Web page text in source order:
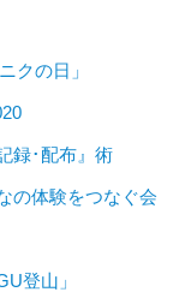
クの日」
録･配布』術
の体験をつなぐ会
登山」